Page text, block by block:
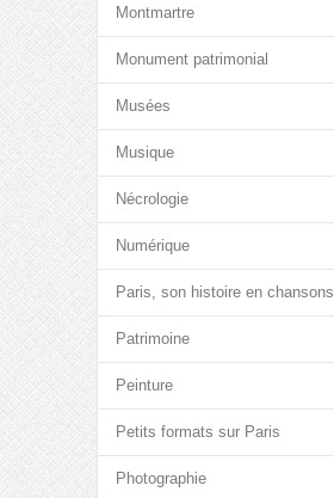
Montmartre
Monument patrimonial
Musées
Musique
Nécrologie
Numérique
Paris, son histoire en chansons
Patrimoine
Peinture
Petits formats sur Paris
Photographie